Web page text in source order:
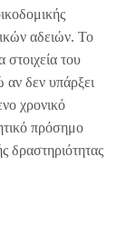
αδειών. Το
του
δεν υπάρξει
χρονικό
πρόσημο
δραστηριότητας